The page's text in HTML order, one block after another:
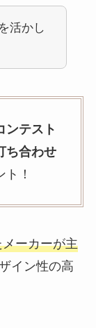
活かし
ンテスト
ち合わせ
！
ーカーが主
イン性の高